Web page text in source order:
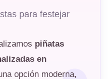
para festejar
piñatas
en
opción moderna,